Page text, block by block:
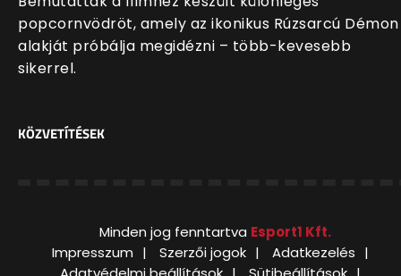
popcornvödröt, amely az ikonikus Rúzsarcú Démon
alakját próbálja megidézni – több-kevesebb
sikerrel.
KÖZVETÍTÉSEK
Minden jog fenntartva Esport1 Kft.
Impresszum
Szerzői jogok
Adatkezelés